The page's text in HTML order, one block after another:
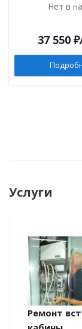
Нет в
37 550 ₽
Услуги
Ремонт